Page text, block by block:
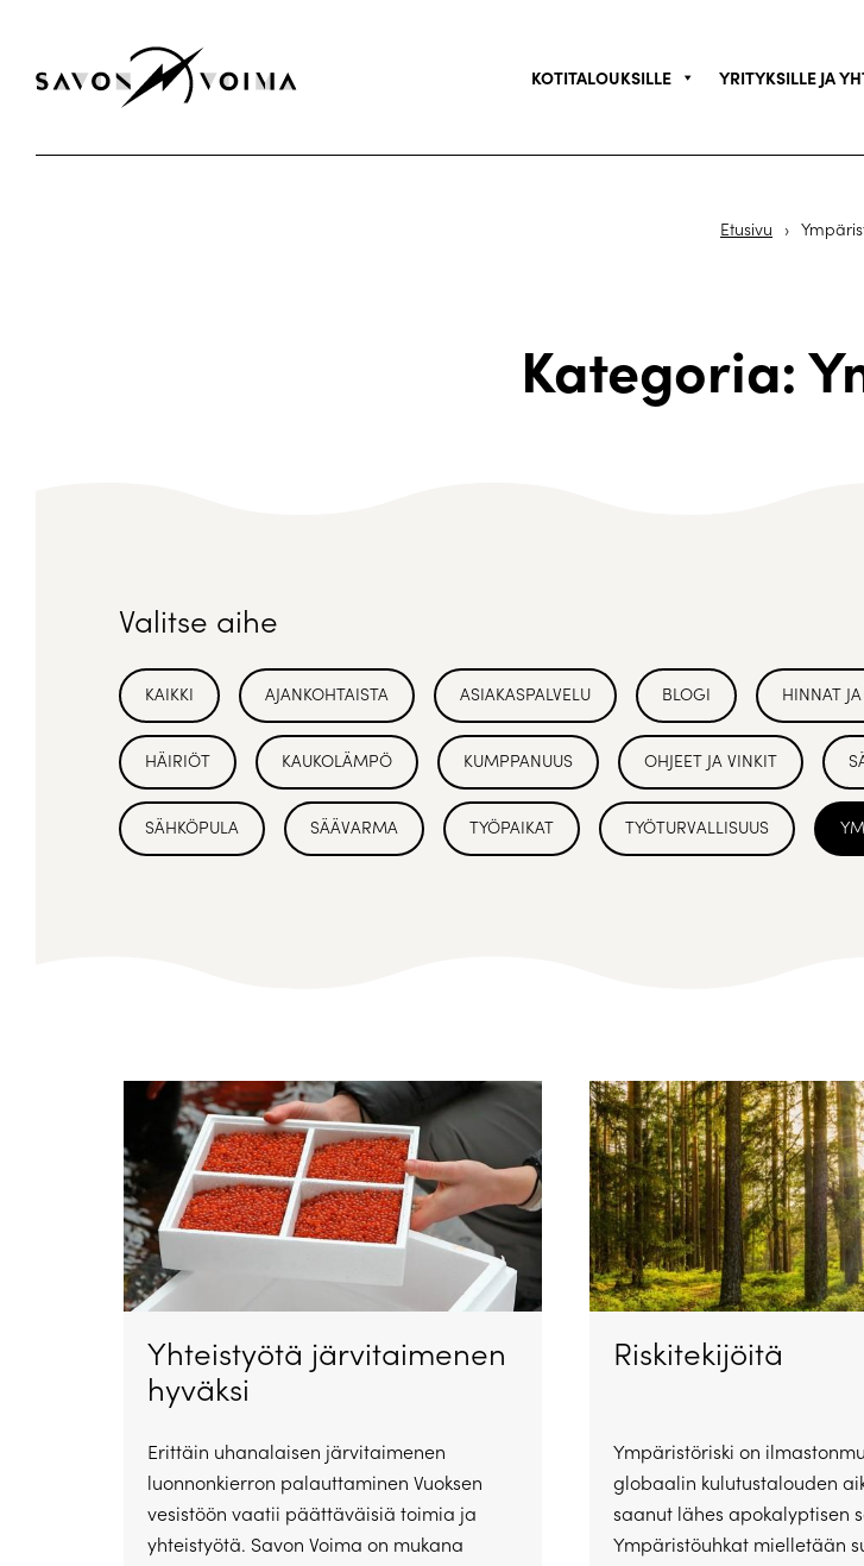
KOTITALOUKSILLE YRITYKSILLE JA
Etusivu ›
Kategoria:
Valitse aihe
KAIKKI AJANKOHTAISTA ASIAKASPALVELU BLOGI HINNAT
HÄIRIÖT KAUKOLÄMPÖ KUMPPANUUS OHJEET JA VINKIT
SÄHKÖPULA SÄÄVARMA TYÖPAIKAT TYÖTURVALLISUUS
Yhteistyötä järvitaimenen
hyväksi
Erittäin uhanalaisen järvitaimenen
luonnonkierron palauttaminen Vuoksen
vesistöön vaatii päättäväisiä toimia ja
yhteistyötä. Savon Voima on mukana
Riskitekijöitä
Ympäristöriski on
globaalin kulutustalouden
saanut lähes apokalyptisen
Ympäristöuhkat mielletään